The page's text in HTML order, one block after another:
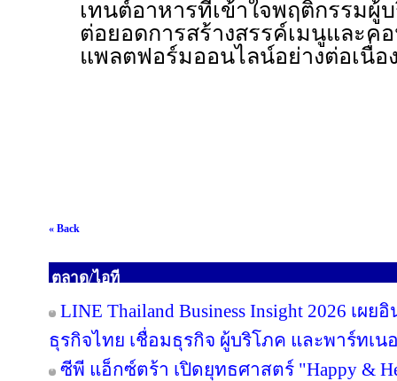
เทนต์อาหารที่เข้าใจพฤติกรรม
ต่อยอดการสร้างสรรค์เมนูแล
แพลตฟอร์มออนไลน์อย่างต่อเนื่อ
« Back
ตลาด/ไอที
LINE Thailand Business Insight 2026 เผ
ธุรกิจไทย เชื่อมธุรกิจ ผู้บริโภค และพาร์ทเน
ซีพี แอ็กซ์ตร้า เปิดยุทธศาสตร์ "Happy &